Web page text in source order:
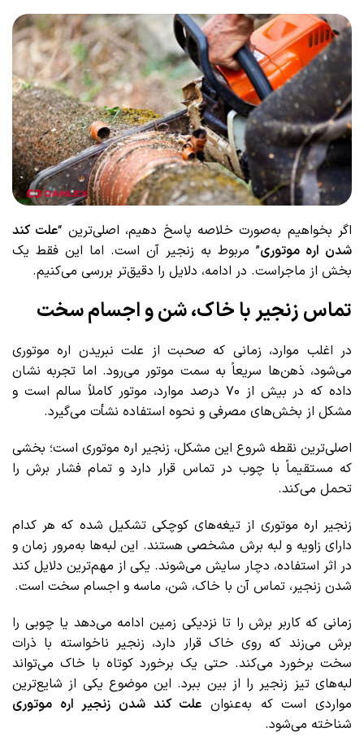
اگر بخواهیم به‌صورت خلاصه پاسخ دهیم، اصلی‌ترین “علت کند
شدن اره موتوری” مربوط به زنجیر آن است. اما این فقط یک
بخش از ماجراست. در ادامه، دلایل را دقیق‌تر بررسی می‌کنیم.
تماس زنجیر با خاک، شن و اجسام سخت
در اغلب موارد، زمانی که صحبت از علت نبریدن اره موتوری
می‌شود، ذهن‌ها سریعاً به سمت موتور می‌رود. اما تجربه نشان
داده که در بیش از ۷۰ درصد موارد، موتور کاملاً سالم است و
مشکل از بخش‌های مصرفی و نحوه استفاده نشأت می‌گیرد.
اصلی‌ترین نقطه شروع این مشکل، زنجیر اره موتوری است؛ بخشی
که مستقیماً با چوب در تماس قرار دارد و تمام فشار برش را
تحمل می‌کند.
زنجیر اره موتوری از تیغه‌های کوچکی تشکیل شده که هر کدام
دارای زاویه و لبه برش مشخصی هستند. این لبه‌ها به‌مرور زمان و
در اثر استفاده، دچار سایش می‌شوند. یکی از مهم‌ترین دلایل کند
شدن زنجیر، تماس آن با خاک، شن، ماسه و اجسام سخت است.
زمانی که کاربر برش را تا نزدیکی زمین ادامه می‌دهد یا چوبی را
برش می‌زند که روی خاک قرار دارد، زنجیر ناخواسته با ذرات
سخت برخورد می‌کند. حتی یک برخورد کوتاه با خاک می‌تواند
لبه‌های تیز زنجیر را از بین ببرد. این موضوع یکی از شایع‌ترین
مواردی است که به‌عنوان علت کند شدن زنجیر اره موتوری
شناخته می‌شود.